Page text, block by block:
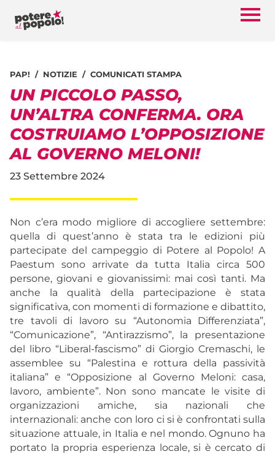
PAP! NOTIZIE COMUNICATI STAMPA
UN PICCOLO PASSO,
UN’ALTRA CONFERMA. ORA
COSTRUIAMO L’OPPOSIZIONE
AL GOVERNO MELONI!
23 Settembre 2024
Non c’era modo migliore di accogliere settembre:
quella di quest’anno è stata tra le edizioni più
partecipate del campeggio di Potere al Popolo! A
Paestum sono arrivate da tutta Italia circa 500
persone, giovani e giovanissimi: mai così tanti. Ma
anche la qualità della partecipazione è stata
significativa, con momenti di formazione e dibattito,
tre tavoli di lavoro su “Autonomia Differenziata”,
“Comunicazione”, “Antirazzismo”, la presentazione
del libro “Liberal-fascismo” di Giorgio Cremaschi, le
assemblee su “Palestina e rottura della passività
italiana” e “Opposizione al Governo Meloni: casa,
lavoro, ambiente”. Non sono mancate le visite di
organizzazioni amiche, sia nazionali che
internazionali: anche con loro ci si è confrontati sulla
situazione attuale, in Italia e nel mondo. Ognuno ha
portato la propria esperienza locale, si è cercato di